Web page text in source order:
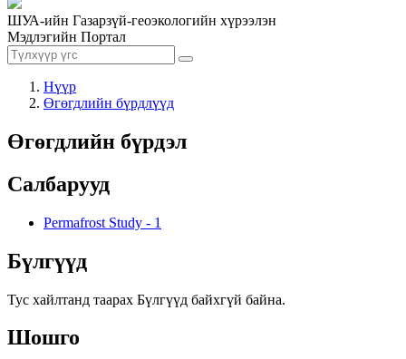
ШУА-ийн Газарзүй-геоэкологийн хүрээлэн
Мэдлэгийн Портал
Нүүр
Өгөгдлийн бүрдлүүд
Өгөгдлийн бүрдэл
Салбарууд
Permafrost Study - 1
Бүлгүүд
Тус хайлтанд таарах Бүлгүүд байхгүй байна.
Шошго